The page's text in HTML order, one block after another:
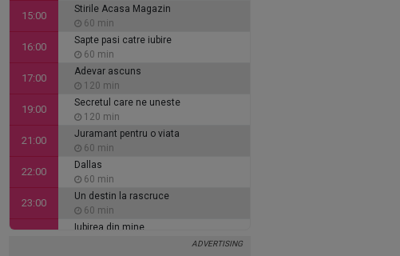
15:00
Stirile Acasa Magazin
60 min
16:00
Sapte pasi catre iubire
60 min
17:00
Adevar ascuns
120 min
19:00
Secretul care ne uneste
120 min
21:00
Juramant pentru o viata
60 min
22:00
Dallas
60 min
23:00
Un destin la rascruce
60 min
Iubirea din mine